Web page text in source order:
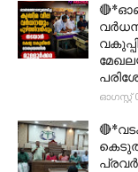
ഓഗസ്റ്റ്